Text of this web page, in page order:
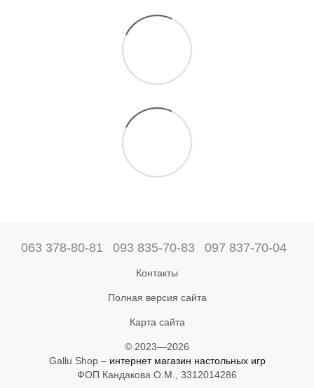
063 378-80-81 093 835-70-83 097 837-70-04
Контакты
Полная версия сайта
Карта сайта
© 2023—2026
Gallu Shop – интернет магазин настольных игр
ФОП Кандакова О.М., 3312014286